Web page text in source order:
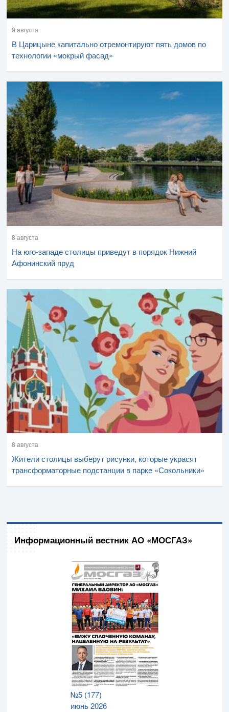
9 августа
В Царицыне капитально отремонтируют пять домов по
технологии «мокрый фасад»
8 августа
На юго-западе столицы приведут в порядок Нижний
Афонинский пруд
8 августа
Жители столицы выберут рисунки, которые украсят
трансформаторные подстанции в парке «Сокольники»
Информационный вестник АО «МОСГАЗ»
№5 (177)
июнь 2026